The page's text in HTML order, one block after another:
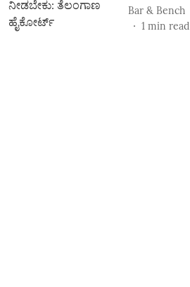
Bar & Bench
1 min read